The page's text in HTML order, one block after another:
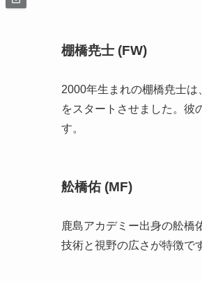
棚橋尭士 (FW)
2000年生まれの棚橋尭士
をスタートさせました。彼
す。
舩橋佑 (MF)
鹿島アカデミー出身の舩橋
技術と視野の広さが特徴で